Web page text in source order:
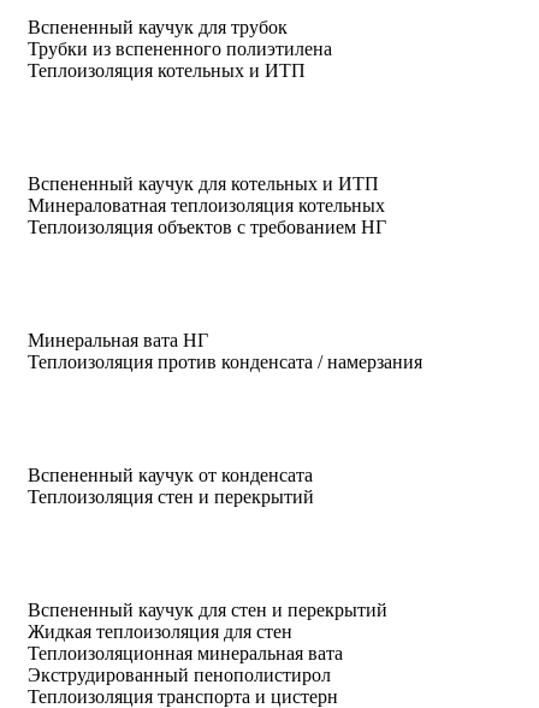
Вспененный каучук для трубок
Трубки из вспененного полиэтилена
Теплоизоляция котельных и ИТП
Вспененный каучук для котельных и ИТП
Минераловатная теплоизоляция котельных
Теплоизоляция объектов с требованием НГ
Минеральная вата НГ
Теплоизоляция против конденсата / намерзания
Вспененный каучук от конденсата
Теплоизоляция стен и перекрытий
Вспененный каучук для стен и перекрытий
Жидкая теплоизоляция для стен
Теплоизоляционная минеральная вата
Экструдированный пенополистирол
Теплоизоляция транспорта и цистерн